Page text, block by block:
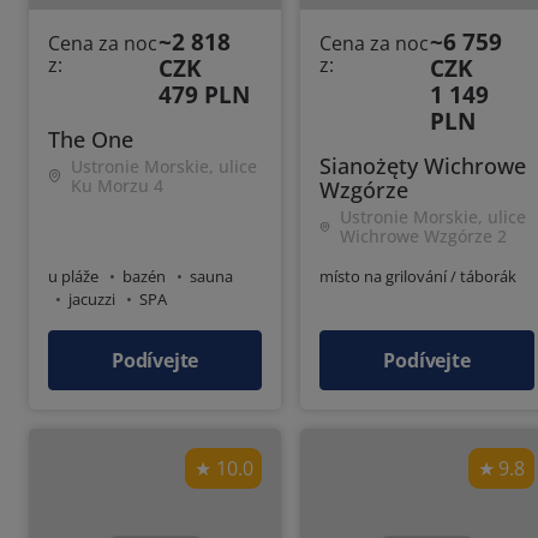
Cena za noc
z:
~2 818
CZK
479 PLN
The One
Ustronie Morskie, ulice
Ku Morzu 4
u pláže bazén
sauna
jacuzzi
SPA
Podívejte
Cena za noc
z:
~6 759
CZK
1 149
PLN
Sianożęty Wichrowe
Wzgórze
Ustronie Morskie, ulice
Wichrowe Wzgórze 2
místo na grilování / táborák
Podívejte
10.0 9.8